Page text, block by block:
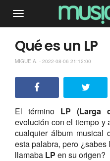
Qué es un LP
MIGUE A. - 2022-08-06 21:12:00
El términoLP (Larga
evolución con el tiempo y
cualquier álbum musical
esta palabra, pero
llamaba LP en su origen?